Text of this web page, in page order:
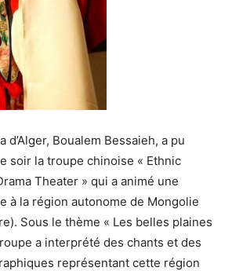
d’Alger, Boualem Bessaieh, a pu
soir la troupe chinoise « Ethnic
Theater » qui a animé une
à la région autonome de Mongolie
Sous le thème « Les belles plaines
a interprété des chants et des
représentant cette région